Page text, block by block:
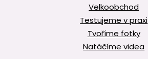
Velkoobchod
Testujeme v praxi
Tvoříme fotky
Natáčíme videa